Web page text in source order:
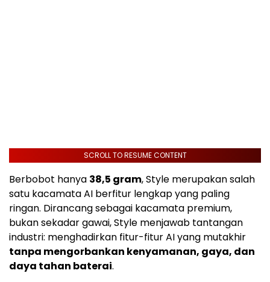
SCROLL TO RESUME CONTENT
Berbobot hanya 38,5 gram, Style merupakan salah
satu kacamata AI berfitur lengkap yang paling
ringan. Dirancang sebagai kacamata premium,
bukan sekadar gawai, Style menjawab tantangan
industri: menghadirkan fitur-fitur AI yang mutakhir
tanpa mengorbankan kenyamanan, gaya, dan
daya tahan baterai.